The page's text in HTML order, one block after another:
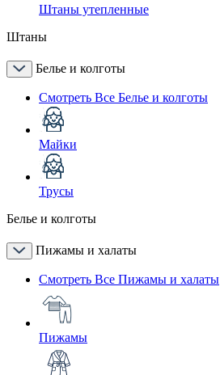
Штаны утепленные
Штаны
Белье и колготы
Смотреть Все Белье и колготы
Майки
Трусы
Белье и колготы
Пижамы и халаты
Смотреть Все Пижамы и халаты
Пижамы